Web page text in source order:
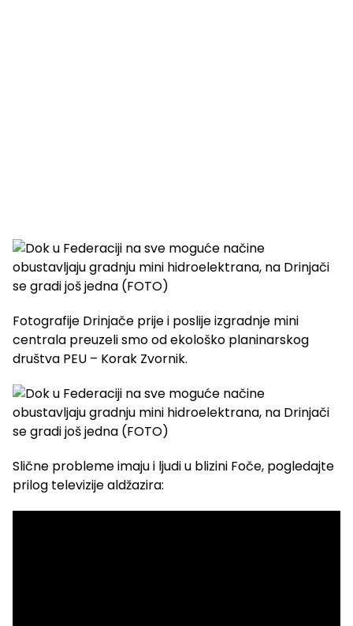
Fotografije Drinjače prije i poslije izgradnje mini
centrala preuzeli smo od ekološko planinarskog
društva PEU – Korak Zvornik.
Slične probleme imaju i ljudi u blizini Foče, pogledajte
prilog televizije aldžazira: